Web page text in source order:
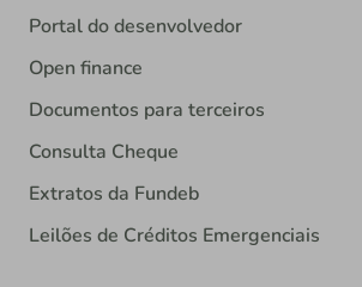
Portal do desenvolvedor
Open finance
Documentos para terceiros
Consulta Cheque
Extratos da Fundeb
Leilões de Créditos Emergenciais